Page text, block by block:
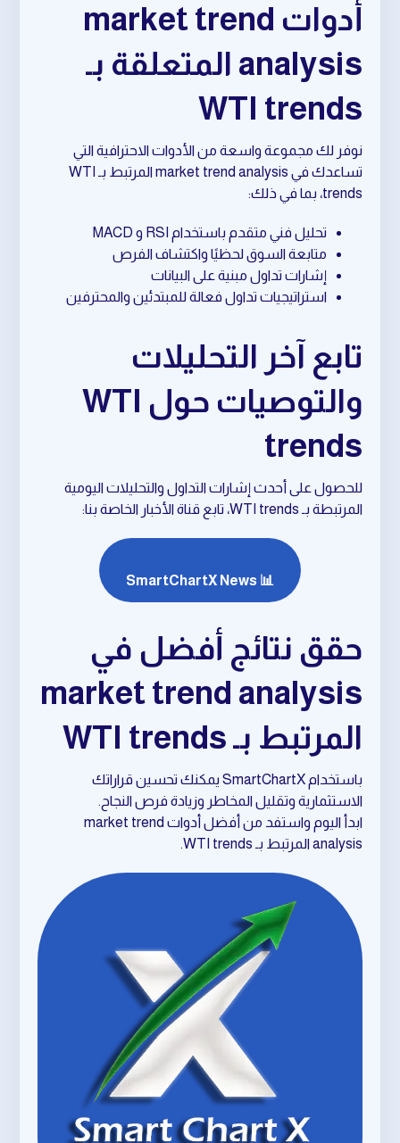
أدوات market trend
analysis المتعلقة بـ
WTI trends
نوفر لك مجموعة واسعة من الأدوات الاحترافية التي
تساعدك في market trend analysis المرتبط بـ WTI
trends، بما في ذلك:
تحليل فني متقدم باستخدام RSI و MACD
متابعة السوق لحظيًا واكتشاف الفرص
إشارات تداول مبنية على البيانات
استراتيجيات تداول فعالة للمبتدئين والمحترفين
تابع آخر التحليلات
والتوصيات حول WTI
trends
للحصول على أحدث إشارات التداول والتحليلات اليومية
المرتبطة بـ WTI trends، تابع قناة الأخبار الخاصة بنا:
📊 SmartChartX News
حقق نتائج أفضل في
market trend analysis
المرتبط بـ WTI trends
باستخدام SmartChartX يمكنك تحسين قراراتك
الاستثمارية وتقليل المخاطر وزيادة فرص النجاح.
ابدأ اليوم واستفد من أفضل أدوات market trend
analysis المرتبط بـ WTI trends.